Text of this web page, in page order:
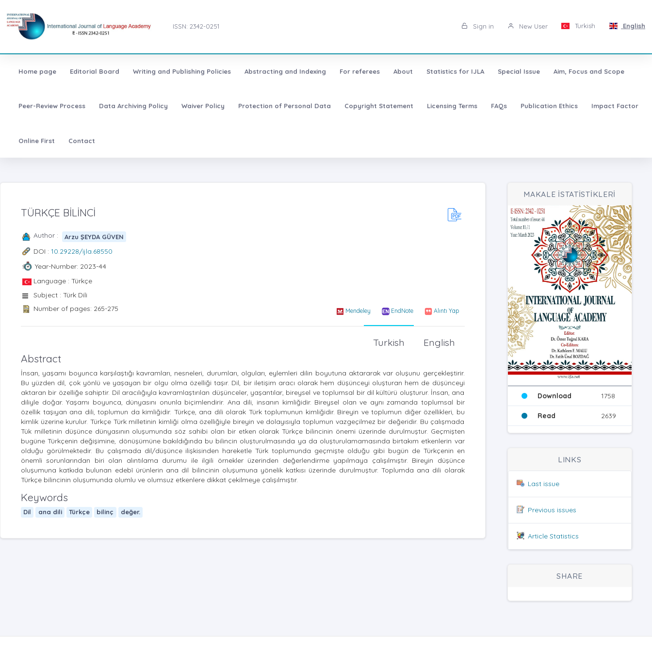
ISSN: 2342-0251 Sign in New User Turkish English
Home page Editorial Board Writing and Publishing Policies Abstracting and Indexing For referees About Statistics for IJLA Special Issue Aim, Focus and Scope
Peer-Review Process Data Archiving Policy Waiver Policy Protection of Personal Data Copyright Statement Licensing Terms FAQs Publication Ethics Impact Factor
Online First Contact
TÜRKÇE BİLİNCİ
Author : Arzu ŞEYDA GÜVEN
DOI : 10.29228/ijla.68550
Year-Number: 2023-44
Language : Türkçe
Subject : Türk Dili
Number of pages: 265-275
Mendeley EndNote Alıntı Yap
English
Turkish
Abstract
İnsan, yaşamı boyunca karşılaştığı kavramları, nesneleri, durumları, olguları, eylemleri dilin boyutuna aktararak var oluşunu gerçekleştirir.
Bu yüzden dil, çok yönlü ve yaşayan bir olgu olma özelliği taşır. Dil, bir iletişim aracı olarak hem düşünceyi oluşturan hem de düşünceyi
aktaran bir özelliğe sahiptir. Dil aracılığıyla kavramlaştırılan düşünceler, yaşantılar, bireysel ve toplumsal bir dil kültürü oluşturur. İnsan, ana
diliyle doğar. Yaşamı boyunca, dünyasını onunla biçimlendirir. Ana dili, insanın kimliğidir. Bireysel olan ve aynı zamanda toplumsal bir
özellik taşıyan ana dili, toplumun da kimliğidir. Türkçe, ana dili olarak Türk toplumunun kimliğidir. Bireyin ve toplumun diğer özellikleri, bu
kimlik üzerine kurulur. Türkçe Türk milletinin kimliği olma özelliğiyle bireyin ve dolayısıyla toplumun vazgeçilmez bir değeridir. Bu çalışmada
Tük milletinin düşünce dünyasının oluşumunda söz sahibi olan bir etken olarak Türkçe bilincinin önemi üzerinde durulmuştur. Geçmişten
bugüne Türkçenin değişimine, dönüşümüne bakıldığında bu bilincin oluşturulmasında ya da oluşturulamamasında birtakım etkenlerin var
olduğu görülmektedir. Bu çalışmada dil/düşünce ilişkisinden hareketle Türk toplumunda geçmişte olduğu gibi bugün de Türkçenin en
önemli sorunlarından biri olan alıntılama durumu ile ilgili örnekler üzerinden değerlendirme yapılmaya çalışılmıştır. Bireyin düşünce
oluşumuna katkıda bulunan edebî ürünlerin ana dil bilincinin oluşumuna yönelik katkısı üzerinde durulmuştur. Toplumda ana dili olarak
Türkçe bilincinin oluşumunda olumlu ve olumsuz etkenlere dikkat çekilmeye çalışılmıştır.
Keywords
Dil ana dili Türkçe bilinç değer.
MAKALE İSTATİSTİKLERİ
Download 1758
Read 2639
LINKS
Last issue
Previous issues
Article Statistics
SHARE